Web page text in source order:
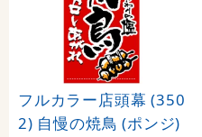
フルカラー店頭幕 (350
2) 自慢の焼鳥 (ポンジ)